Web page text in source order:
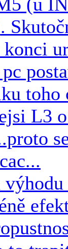
toho
L3